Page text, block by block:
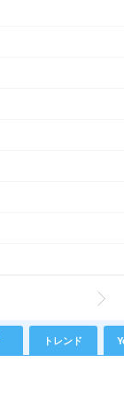
トレンド